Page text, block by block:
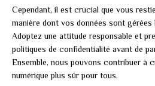
Cependant, il est crucial que vous
manière dont vos données sont
Adoptez une attitude responsable et
politiques de confidentialité avant de
Ensemble, nous pouvons contribuer à
numérique plus sûr pour tous.